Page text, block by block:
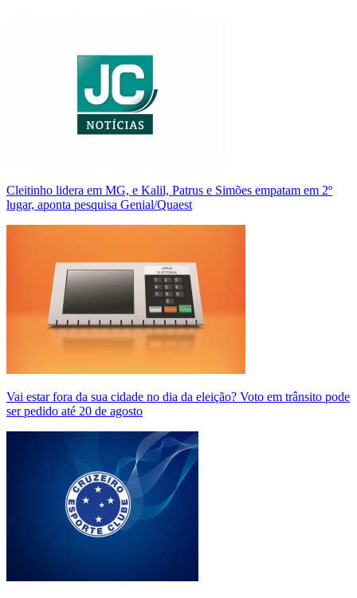
Cleitinho lidera em MG, e Kalil, Patrus e Simões empatam em 2º
lugar, aponta pesquisa Genial/Quaest
Vai estar fora da sua cidade no dia da eleição? Voto em trânsito pode
ser pedido até 20 de agosto